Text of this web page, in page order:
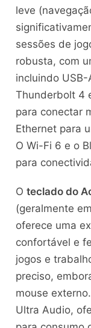
leve
sessões de
robusta, com
incluindo
Thunderbolt 4
para conectar
Ethernet para
O Wi-Fi 6 e o
para
O teclado do
(geralmente
oferece uma
confortável e
jogos e
preciso,
mouse
Ultra Audio,